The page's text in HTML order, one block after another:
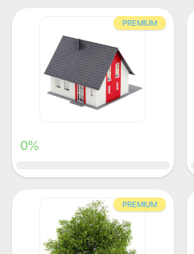
PREMIUM
0%
PREMIUM